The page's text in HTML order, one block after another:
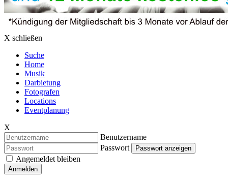
X schließen
Suche
Home
Musik
Darbietung
Fotografen
Locations
Eventplanung
X
Benutzername
Passwort
Passwort anzeigen
Angemeldet bleiben
Anmelden